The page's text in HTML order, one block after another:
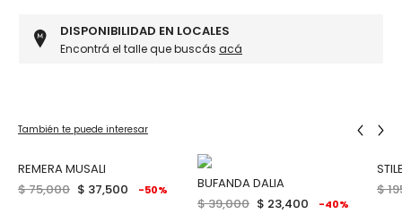
DISPONIBILIDAD EN LOCALES
Encontrá el talle que buscás acá
También te puede interesar
REMERA MUSALI
$ 75,000 $ 37,500 -50%
BUFANDA DALIA
$ 39,000 $ 23,400 -40%
$